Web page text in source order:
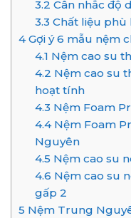
3.2 Cân nhắc độ
3.3 Chất liệu phù
4Gợi ý 6 mẫu nệm
4.1 Nệm cao su
4.2 Nệm cao su
hoạt tính
4.3 Nệm Foam
4.4Nệm Foam
Nguyên
4.5 Nệm cao su
4.6 Nệm cao su
gấp 2
5 Nệm Trung